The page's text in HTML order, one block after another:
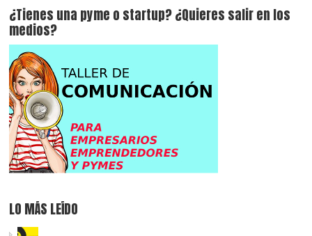
¿Tienes una pyme o startup? ¿Quieres salir en los
medios?
LO MÁS LEÍDO